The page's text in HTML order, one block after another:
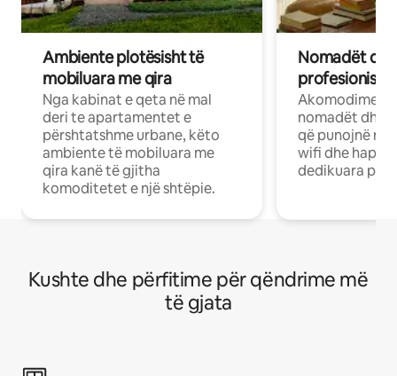
Ambiente plotësisht të
mobiluara me qira
Nga kabinat e qeta në mal
deri te apartamentet e
përshtatshme urbane, këto
ambiente të mobiluara me
qira kanë të gjitha
komoditetet e një shtëpie.
Nomadët
Akomodime
nomadët dhe
që punojnë në
wifi dhe
dedikuara
Kushte dhe përfitime për qëndrime më
të gjata